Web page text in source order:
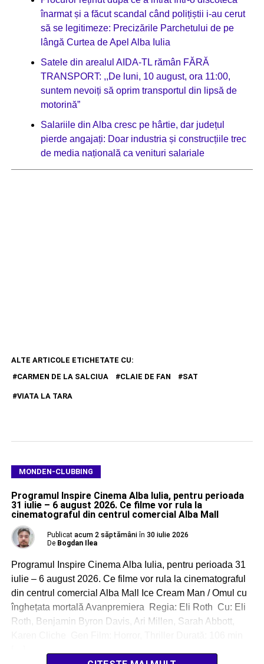
înarmat și a făcut scandal când polițiștii i-au cerut
să se legitimeze: Precizările Parchetului de pe
lângă Curtea de Apel Alba Iulia
Satele din arealul AIDA-TL rămân FĂRĂ
TRANSPORT: ,,De luni, 10 august, ora 11:00,
suntem nevoiți să oprim transportul din lipsă de
motorină”
Salariile din Alba cresc pe hârtie, dar județul
pierde angajați: Doar industria și construcțiile trec
de media națională ca venituri salariale
ALTE ARTICOLE ETICHETATE CU:
CARMEN DE LA SALCIUA
CLAIE DE FAN SAT
VIATA LA TARA
MONDEN-CLUBBING
Programul Inspire Cinema Alba Iulia, pentru perioada
31 iulie – 6 august 2026. Ce filme vor rula la
cinematograful din centrul comercial Alba Mall
Publicat acum 2 săptămâni în 30 iulie 2026
De Bogdan Ilea
Programul Inspire Cinema Alba Iulia, pentru perioada 31
iulie – 6 august 2026. Ce filme vor rula la cinematograful
din centrul comercial Alba Mall Ice Cream Man / Omul cu
înghețata mortală Avanpremiera Regia: Eli Roth Cu: Eli
Roth, Benjamin Byron Davis, Ari Millen, Sarah Abbott,